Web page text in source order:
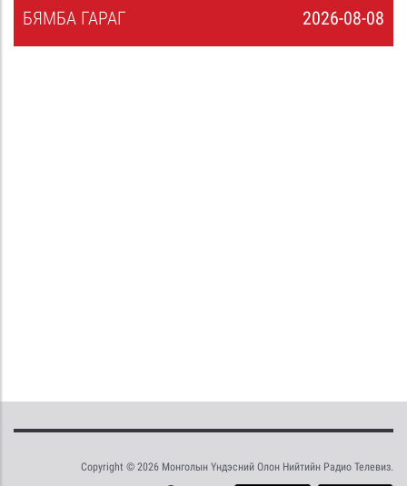
2026-08-08
БЯМБА ГАРАГ
Copyright © 2026 Монголын Үндэсний Олон Нийтийн Радио Телевиз.